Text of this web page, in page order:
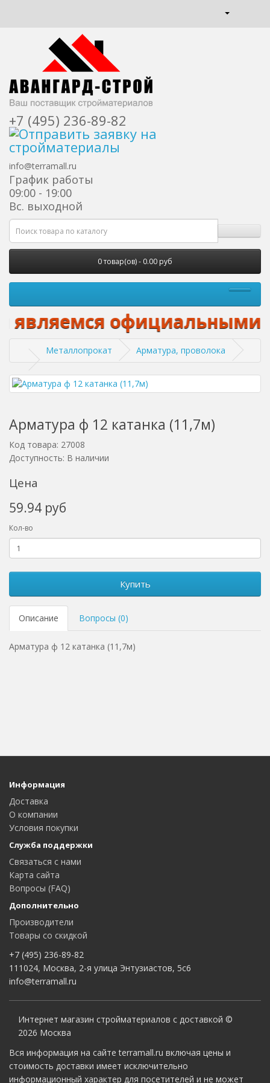
+7 (495) 236-89-82
info@terramall.ru
График работы
09:00 - 19:00
Вс. выходной
0 товар(ов) - 0.00 руб
официальными
Металлопрокат Арматура, проволока
Арматура ф 12 катанка (11,7м)
Код товара: 27008
Доступность: В наличии
Цена
59.94 руб
Кол-во
Купить
Описание Вопросы (0)
Арматура ф 12 катанка (11,7м)
Информация
Доставка
О компании
Условия покупки
Служба поддержки
Связаться с нами
Карта сайта
Вопросы (FAQ)
Дополнительно
Производители
Товары со скидкой
+7 (495) 236-89-82
111024, Москва, 2-я улица Энтузиастов, 5с6
info@terramall.ru
Интернет магазин стройматериалов с доставкой ©
2026 Москва
Вся информация на сайте terramall.ru включая цены и
стоимость доставки имеет исключительно
информационный характер для посетителей и не может